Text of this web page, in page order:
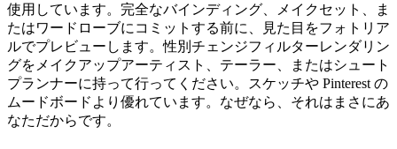
使用しています。完全なバインディング、メイクセット、ま
たはワードローブにコミットする前に、見た目をフォトリア
ルでプレビューします。性別チェンジフィルターレンダリン
グをメイクアップアーティスト、テーラー、またはシュート
プランナーに持って行ってください。スケッチや Pinterest の
ムードボードより優れています。なぜなら、それはまさにあ
なただからです。